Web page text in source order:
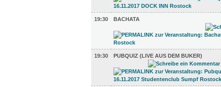
19:30 BACHATA
19:30 PUBQUIZ (LIVE AUS DEM BUKER)